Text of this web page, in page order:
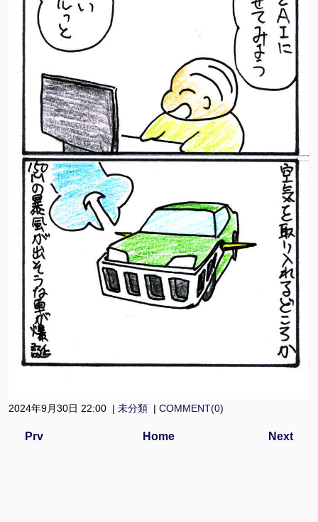
2024年9月30日 22:00 | 未分類 | COMMENT(0)
Prv Next
Home